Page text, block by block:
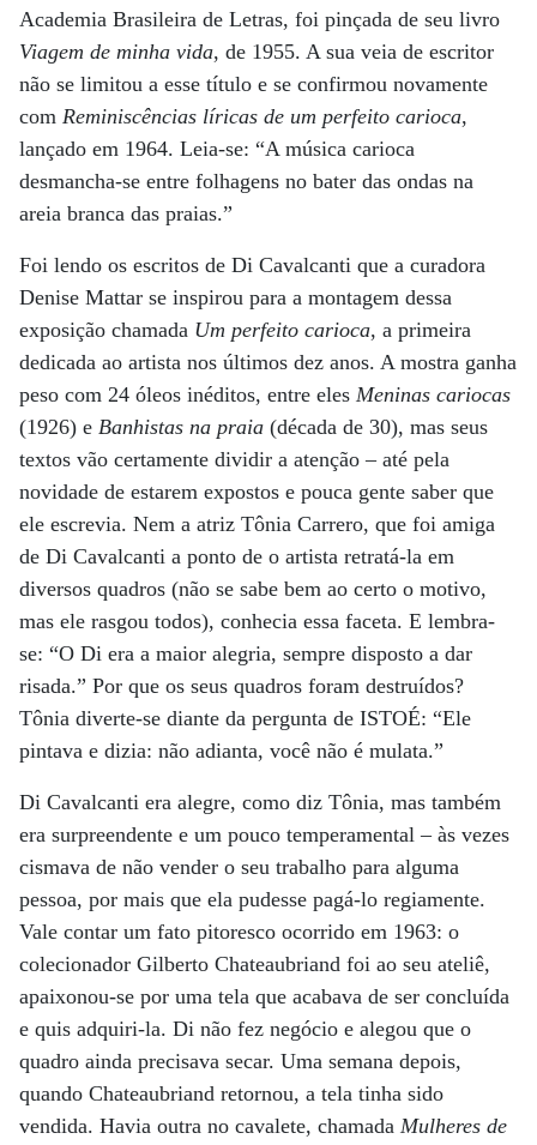
Academia Brasileira de Letras, foi pinçada de seu livro
Viagem de minha vida, de 1955. A sua veia de escritor
não se limitou a esse título e se confirmou novamente
com Reminiscências líricas de um perfeito carioca,
lançado em 1964. Leia-se: “A música carioca
desmancha-se entre folhagens no bater das ondas na
areia branca das praias.”
Foi lendo os escritos de Di Cavalcanti que a curadora
Denise Mattar se inspirou para a montagem dessa
exposição chamada Um perfeito carioca, a primeira
dedicada ao artista nos últimos dez anos. A mostra ganha
peso com 24 óleos inéditos, entre eles Meninas cariocas
(1926) e Banhistas na praia (década de 30), mas seus
textos vão certamente dividir a atenção – até pela
novidade de estarem expostos e pouca gente saber que
ele escrevia. Nem a atriz Tônia Carrero, que foi amiga
de Di Cavalcanti a ponto de o artista retratá-la em
diversos quadros (não se sabe bem ao certo o motivo,
mas ele rasgou todos), conhecia essa faceta. E lembra-
se: “O Di era a maior alegria, sempre disposto a dar
risada.” Por que os seus quadros foram destruídos?
Tônia diverte-se diante da pergunta de ISTOÉ: “Ele
pintava e dizia: não adianta, você não é mulata.”
Di Cavalcanti era alegre, como diz Tônia, mas também
era surpreendente e um pouco temperamental – às vezes
cismava de não vender o seu trabalho para alguma
pessoa, por mais que ela pudesse pagá-lo regiamente.
Vale contar um fato pitoresco ocorrido em 1963: o
colecionador Gilberto Chateaubriand foi ao seu ateliê,
apaixonou-se por uma tela que acabava de ser concluída
e quis adquiri-la. Di não fez negócio e alegou que o
quadro ainda precisava secar. Uma semana depois,
quando Chateaubriand retornou, a tela tinha sido
vendida. Havia outra no cavalete, chamada Mulheres de